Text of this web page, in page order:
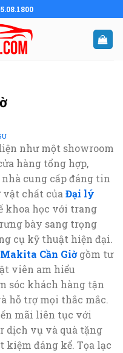
như một showroom
hàng tổng hợp,
cung cấp đáng tin
vật chất của Đại lý
khoa học với trang
bày sang trọng
cụ kỹ thuật hiện đại.
Cần Giờgồm tư
viên am hiểu
sóc khách hàng tận
hỗ trợ mọi thắc mắc.
mãi liên tục với
dịch vụ và quà tặng
đáng kể. Tọa lạc